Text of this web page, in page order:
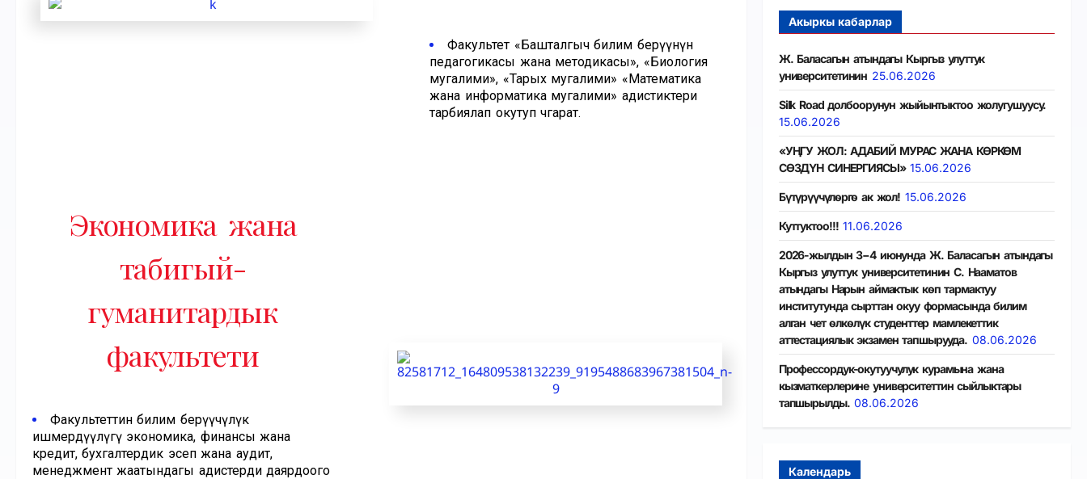
Факультет «Башталгыч билим берүүнүн
педагогикасы жана методикасы», «Биология
мугалими», «Тарых мугалими» «Математика
жана информатика мугалими» адистиктери
тарбиялап окутуп чгарат.
Экономика жана
табигый-
гуманитардык
факультети
Факультеттин билим берүүчүлүк
ишмердүүлүгү экономика, финансы жана
кредит, бухгалтердик эсеп жана аудит,
менеджмент жаатындагы адистерди даярдоого
Акыркы кабарлар
Ж. Баласагын атындагы Кыргыз улуттук
университетинин 25.06.2026
Silk Road долбоорунун жыйынтыктоо жолугушуусу.
15.06.2026
«УҢГУ ЖОЛ: АДАБИЙ МУРАС ЖАНА КӨРКӨМ
СӨЗДҮН СИНЕРГИЯСЫ» 15.06.2026
Бүтүрүүчүлөргө ак жол! 15.06.2026
Куттуктоо!!! 11.06.2026
2026-жылдын 3−4 июнунда Ж. Баласагын атындагы
Кыргыз улуттук университетинин С. Нааматов
атындагы Нарын аймактык көп тармактуу
институтунда сырттан окуу формасында билим
алган чет өлкөлүк студенттер мамлекеттик
аттестациялык экзамен тапшырууда. 08.06.2026
Профессордук-окутуучулук курамына жана
кызматкерлерине университеттин сыйлыктары
тапшырылды. 08.06.2026
Календарь